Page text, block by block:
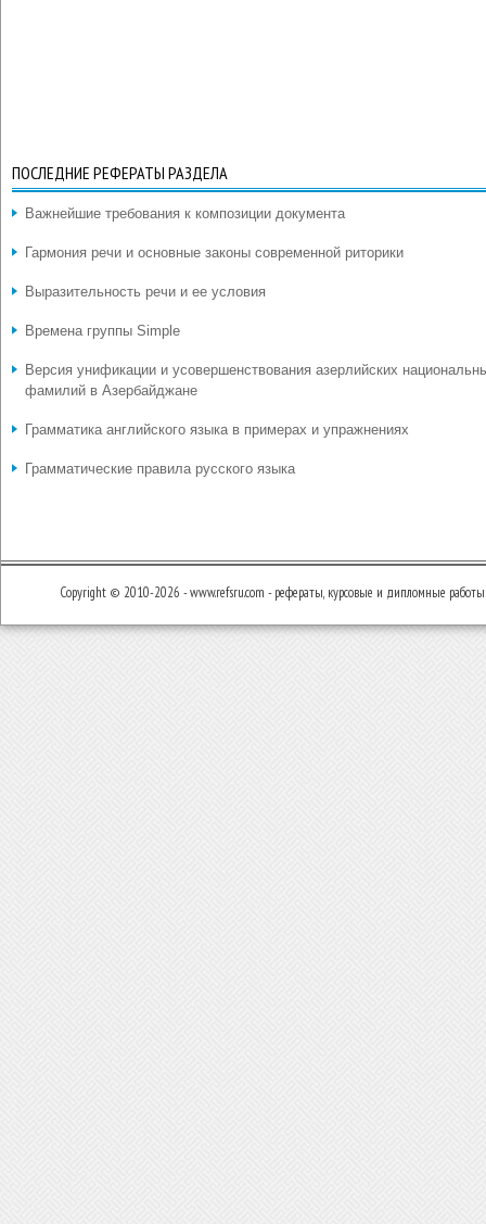
ПОСЛЕДНИЕ РЕФЕРАТЫ РАЗДЕЛА
Важнейшие требования к композиции документа
Гармония речи и основные законы современной риторики
Выразительность речи и ее условия
Времена группы Simple
Версия унификации и усовершенствования азерлийских
фамилий в Азербайджане
Грамматика английского языка в примерах и упражнениях
Грамматические правила русского языка
Copyright © 2010-2026 - www.refsru.com - рефераты, курсовые и дипломные работы